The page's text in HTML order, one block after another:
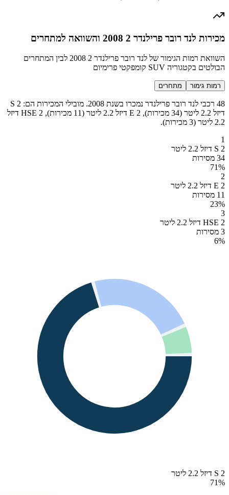
מכירות לנד רובר פרילנדר 2 2008 והשוואה למתחרים
השוואת רמות הגימור של לנד רובר פרילנדר 2 2008 לבין המתחרים
הבולטים בקטגוריה SUV קומפקטי פרימיום
רמות גימור מתחרים
48 רכבי לנד רובר פרילנדר נמכרו בשנת 2008. מובילי המכירות הם: 2 S
דיזל 2.2 ליטר (34 מכירות), 2 E דיזל 2.2 ליטר (11 מכירות), 2 HSE דיזל
2.2 ליטר (3 מכירות).
1
2 S דיזל 2.2 ליטר
34 מסירות
71%
2
2 E דיזל 2.2 ליטר
11 מסירות
23%
3
2 HSE דיזל 2.2 ליטר
3 מסירות
6%
2 S דיזל 2.2 ליטר
71%